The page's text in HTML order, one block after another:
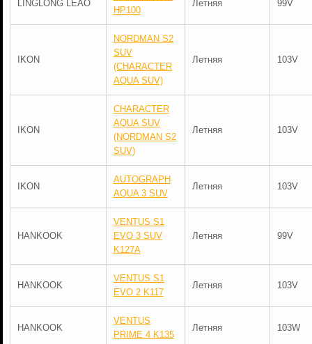
LINGLONG LEAO
HP100
Летняя 99V
IKON
NORDMAN S2
SUV
(CHARACTER
AQUA SUV)
Летняя 103V
IKON
CHARACTER
AQUA SUV
(NORDMAN S2
SUV)
Летняя 103V
IKON
AUTOGRAPH
AQUA 3 SUV
Летняя 103V
HANKOOK
VENTUS S1
EVO 3 SUV
K127A
Летняя 99V
HANKOOK
VENTUS S1
EVO 2 K117
Летняя 103V
HANKOOK
VENTUS
PRIME 4 K135
Летняя 103W